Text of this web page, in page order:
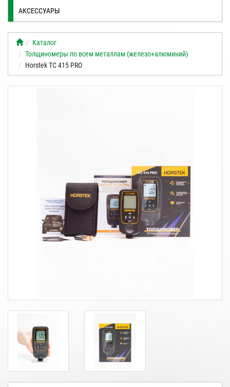
АКСЕССУАРЫ
Каталог
Толщиномеры по всем металлам (железо+алюминий)
Horstek TC 415 PRO